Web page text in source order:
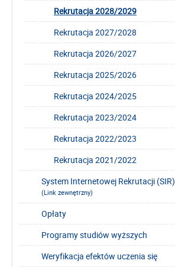
Rekrutacja 2028/2029
Rekrutacja 2027/2028
Rekrutacja 2026/2027
Rekrutacja 2025/2026
Rekrutacja 2024/2025
Rekrutacja 2023/2024
Rekrutacja 2022/2023
Rekrutacja 2021/2022
System Internetowej Rekrutacji (SIR)
(Link zewnętrzny)
Opłaty
Programy studiów wyższych
Weryfikacja efektów uczenia się